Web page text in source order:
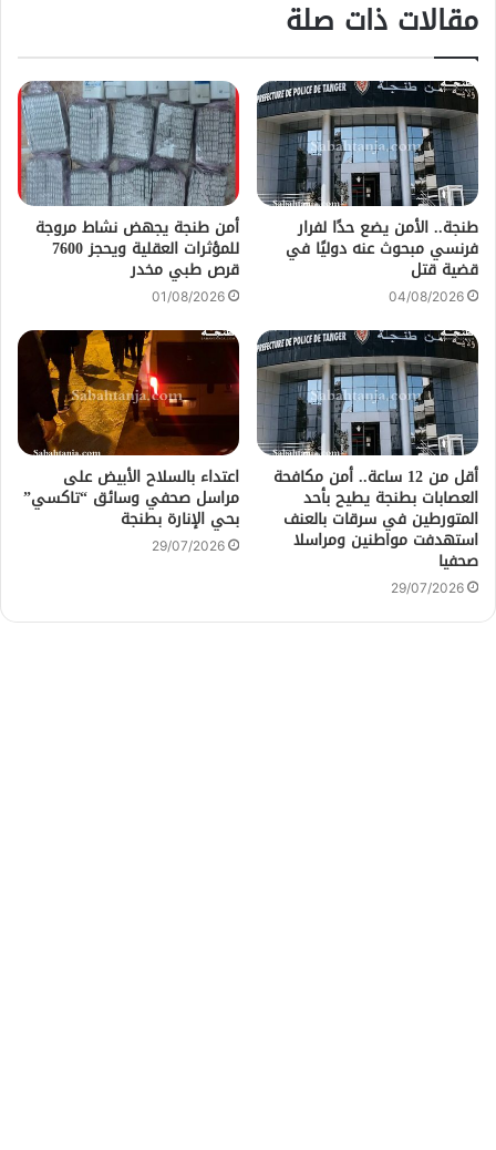
مقالات ذات صلة
طنجة.. الأمن يضع حدًا لفرار
فرنسي مبحوث عنه دوليًا في
قضية قتل
04/08/2026
أمن طنجة يجهض نشاط مروجة
للمؤثرات العقلية ويحجز 7600
قرص طبي مخدر
01/08/2026
أقل من 12 ساعة.. أمن مكافحة
العصابات بطنجة يطيح بأحد
المتورطين في سرقات بالعنف
استهدفت مواطنين ومراسلا
صحفيا
29/07/2026
اعتداء بالسلاح الأبيض على
مراسل صحفي وسائق “تاكسي”
بحي الإنارة بطنجة
29/07/2026